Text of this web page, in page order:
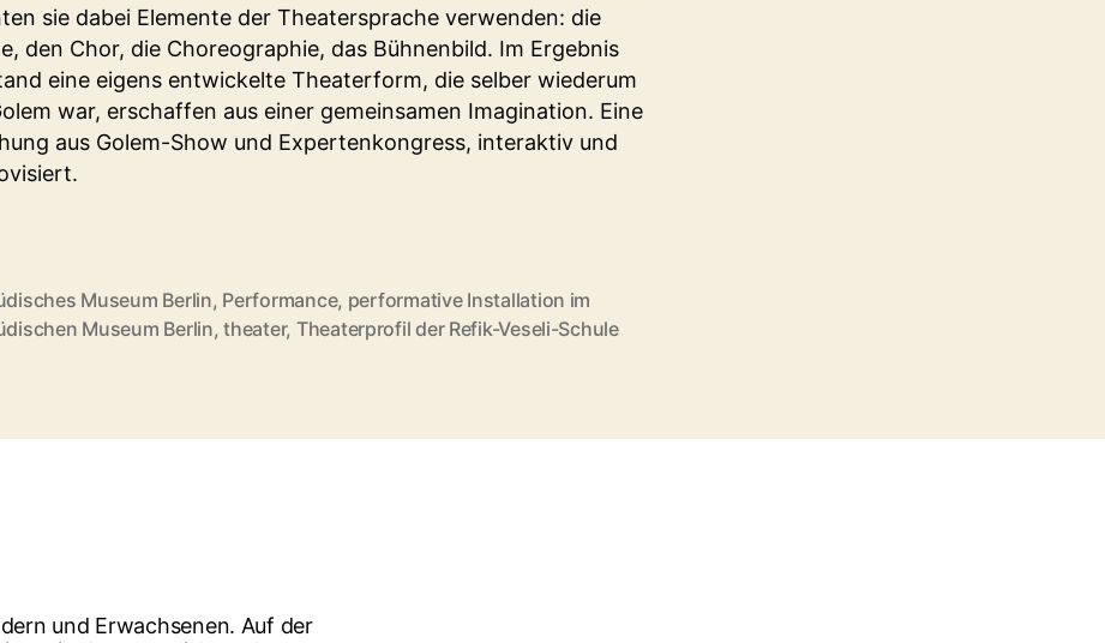
sie dabei Elemente der Theatersprache verwenden: die
den Chor, die Choreographie, das Bühnenbild. Im Ergebnis
eine eigens entwickelte Theaterform, die selber wiederum
war, erschaffen aus einer gemeinsamen Imagination. Eine
aus Golem-Show und Expertenkongress, interaktiv und
Museum Berlin, Performance, performative Installation im
Museum Berlin,theater, Theaterprofil der Refik-Veseli-Schule
und Erwachsenen. Auf der